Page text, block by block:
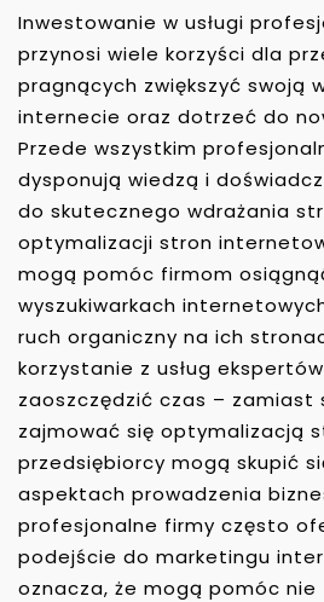
Inwestowanie w usługi
przynosi wiele korzyści dla
pragnących zwiększyć swoją
internecie oraz dotrzeć do
Przede wszystkim
dysponują wiedzą i
do skutecznego wdrażania
optymalizacji stron
mogą pomóc firmom
wyszukiwarkach
ruch organiczny na ich
korzystanie z usług
zaoszczędzić czas – zamiast
zajmować się optymalizacją
przedsiębiorcy mogą skupić
aspektach prowadzenia
profesjonalne firmy często
podejście do marketingu
oznacza, że mogą pomóc nie